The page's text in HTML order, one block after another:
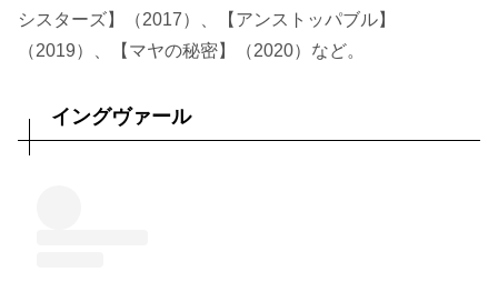
シスターズ】（2017）、【アンストッパブル】
（2019）、【マヤの秘密】（2020）など。
イングヴァール